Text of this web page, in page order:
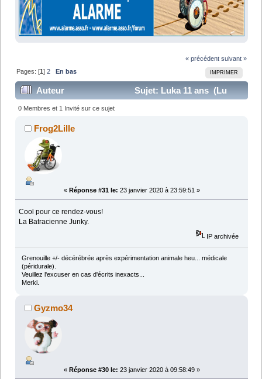
« précédent suivant »
IMPRIMER
Pages: [1]2 En bas
Auteur
Sujet: Luka 11 ans (Lu
33853 fois)
0 Membres et 1 Invité sur ce sujet
Frog2Lille
« Réponse #31 le: 23 janvier 2020 à 23:59:51 »
Cool pour ce rendez-vous!
La Batracienne Junky.
IP archivée
Grenouille +/- décérébrée après expérimentation animale heu... médicale
(péridurale).
Veuillez l'excuser en cas d'écrits inexacts...
Merki.
Gyzmo34
« Réponse #30 le: 23 janvier 2020 à 09:58:49 »